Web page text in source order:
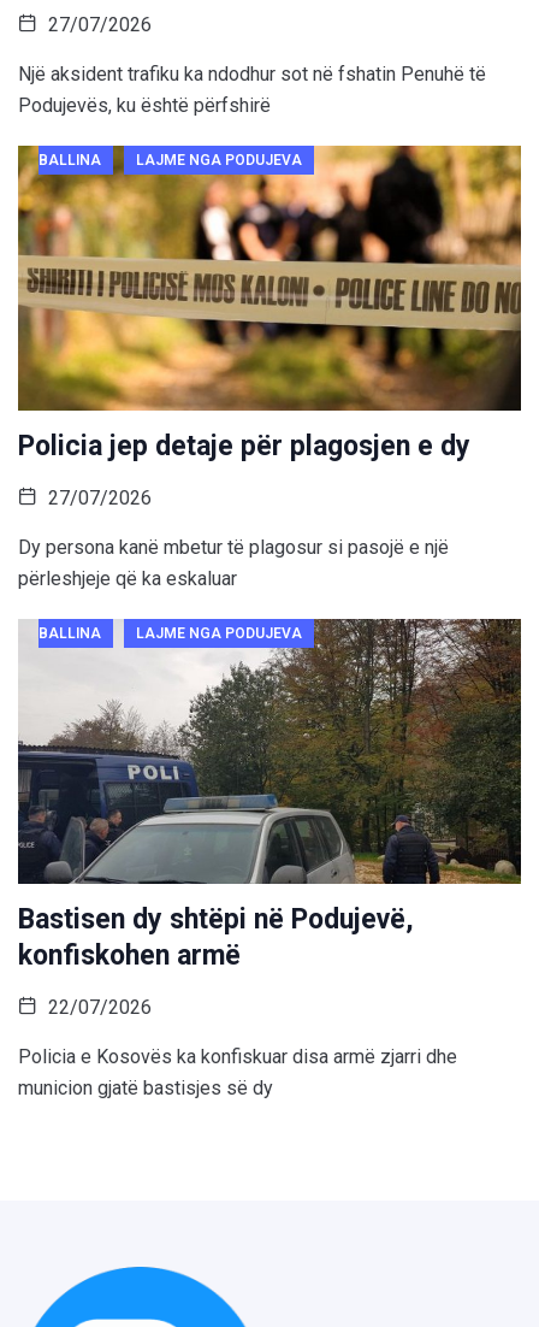
27/07/2026
Një aksident trafiku ka ndodhur sot në fshatin Penuhë të
Podujevës, ku është përfshirë
BALLINA LAJME NGA PODUJEVA
Policia jep detaje për plagosjen e dy
27/07/2026
Dy persona kanë mbetur të plagosur si pasojë e një
përleshjeje që ka eskaluar
BALLINA LAJME NGA PODUJEVA
Bastisen dy shtëpi në Podujevë,
konfiskohen armë
22/07/2026
Policia e Kosovës ka konfiskuar disa armë zjarri dhe
municion gjatë bastisjes së dy